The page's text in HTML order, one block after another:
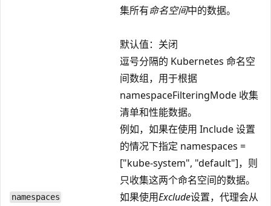
集所有命名空间中的数据。
默认值：关闭
namespaces
逗号分隔的 Kubernetes 命名空
间数组，用于根据
namespaceFilteringMode 收集
清单和性能数据。
例如，如果在使用 Include 设置
的情况下指定 namespaces =
["kube-system", "default"]，则
只收集这两个命名空间的数据。
如果使用Exclude设置，代理会从